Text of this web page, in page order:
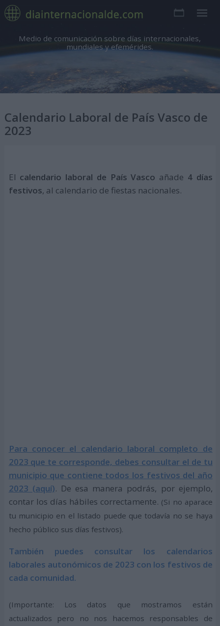
Medio de comunicación sobre días internacionales,
mundiales y efemérides.
Calendario Laboral de País Vasco de
2023
El calendario laboral de País Vasco añade 4 días
festivos, al calendario de fiestas nacionales.
Para conocer el calendario laboral completo de
2023 que te corresponde, debes consultar el de tu
municipio que contiene todos los festivos del año
2023 (aquí). De esa manera podrás, por ejemplo,
contar los días hábiles correctamente. (Si no aparace
tu municipio en el listado puede que todavía no se haya
hecho público sus días festivos).
También puedes consultar los calendarios
laborales autonómicos de 2023 con los festivos de
cada comunidad.
(Importante: Los datos que mostramos están
actualizados pero no nos hacemos responsables de